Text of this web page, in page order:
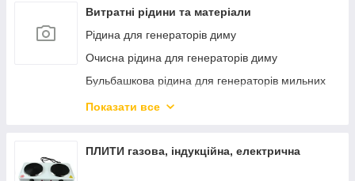
Витратні рідини та матеріали
Рідина для генераторів диму
Очисна рідина для генераторів диму
Бульбашкова рідина для генераторів мильних
Показати все
ПЛИТИ газова, індукційна, електрична